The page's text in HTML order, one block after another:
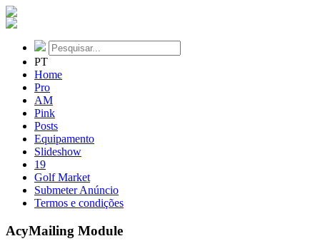
PT
Home
Pro
AM
Pink
Posts
Equipamento
Slideshow
19
Golf Market
Submeter Anúncio
Termos e condições
AcyMailing Module